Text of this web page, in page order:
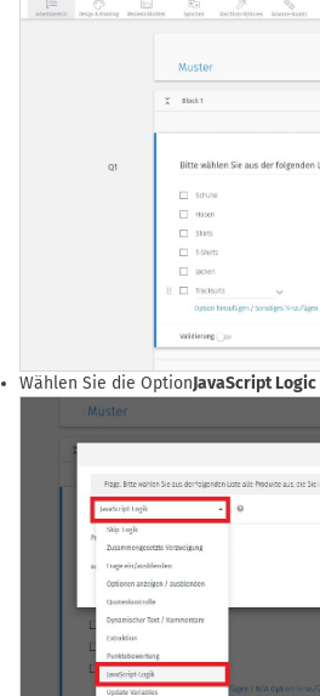
Wählen Sie die OptionJavaScript Logic